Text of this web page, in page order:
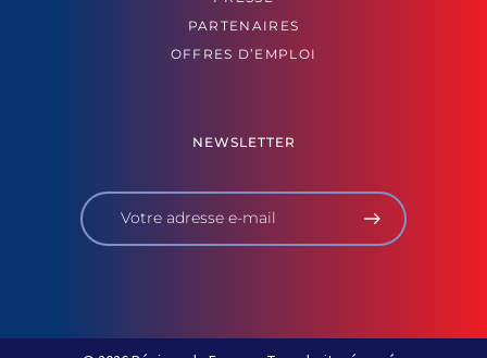
PARTENAIRES
OFFRES D’EMPLOI
NEWSLETTER